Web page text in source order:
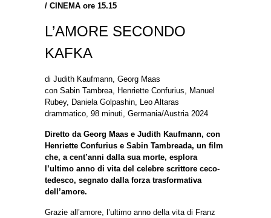
/ CINEMA ore 15.15
L’AMORE SECONDO
KAFKA
di Judith Kaufmann, Georg Maas
con Sabin Tambrea, Henriette Confurius, Manuel
Rubey, Daniela Golpashin, Leo Altaras
drammatico, 98 minuti, Germania/Austria 2024
Diretto da Georg Maas e Judith Kaufmann, con
Henriette Confurius e Sabin Tambreada, un film
che, a cent’anni dalla sua morte, esplora
l’ultimo anno di vita del celebre scrittore ceco-
tedesco, segnato dalla forza trasformativa
dell’amore.
Grazie all’amore, l’ultimo anno della vita di Franz